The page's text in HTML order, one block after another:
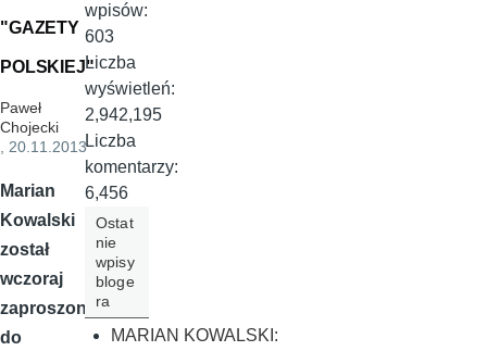
"GAZETY
POLSKIEJ"
Paweł
Chojecki
, 20.11.2013
Marian
Kowalski
został
wczoraj
zaproszony
do
wpisów:
603
Liczba
wyświetleń:
2,942,195
Liczba
komentarzy:
6,456
Ostat
nie
wpisy
bloge
ra
MARIAN KOWALSKI: